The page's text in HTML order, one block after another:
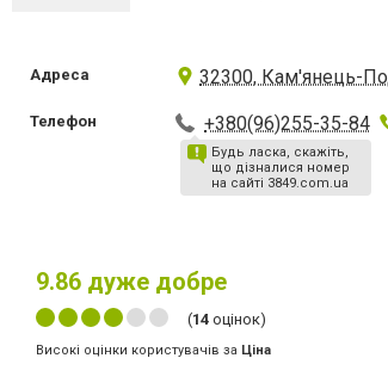
Адреса 32300, Кам'янець-
Телефон +380(96)255-35-84
Будь ласка, скажіть,
що дізналися номер
на сайті 3849.com.ua
9.86 дуже добре
(14 оцінок)
Високі оцінки користувачів за Ціна